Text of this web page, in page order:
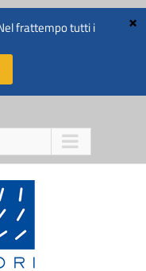
AL
frattempo tutti i